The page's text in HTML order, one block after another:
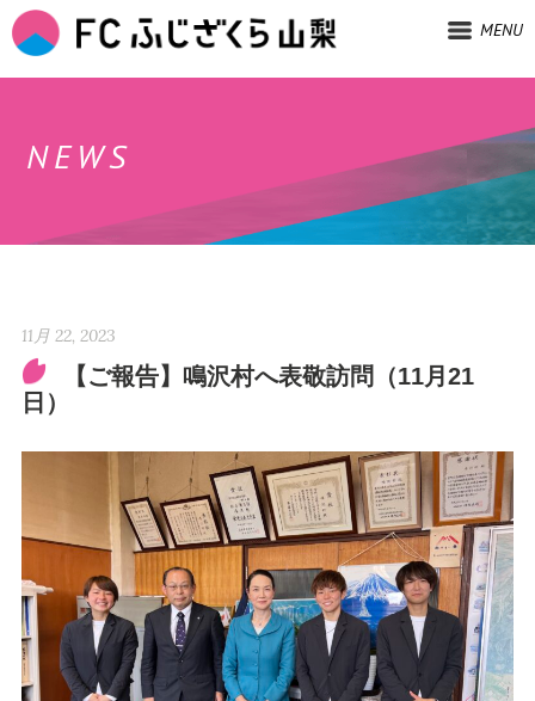
MENU
NEWS
11月 22, 2023
【ご報告】鳴沢村へ表敬訪問（11月21
日）